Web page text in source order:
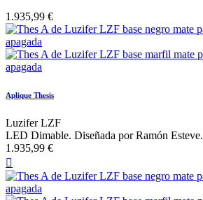
1.935,99 €
Aplique Thesis
Luzifer LZF
LED Dimable. Diseñada por Ramón Esteve.
1.935,99 €
